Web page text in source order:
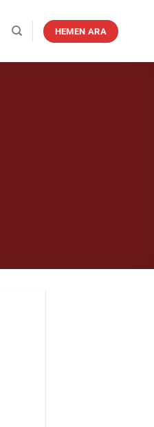
HEMEN ARA